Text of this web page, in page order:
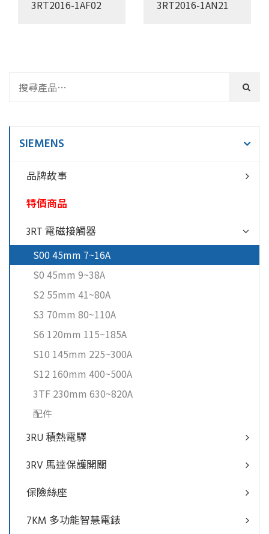
3RT2016-1AF02 3RT2016-1AN21
SIEMENS
品牌故事
特價商品
3RT 電磁接觸器
S00 45mm 7~16A
S0 45mm 9~38A
S2 55mm 41~80A
S3 70mm 80~110A
S6 120mm 115~185A
S10 145mm 225~300A
S12 160mm 400~500A
3TF 230mm 630~820A
配件
3RU 積熱電驛
3RV 馬達保護開關
保險絲座
7KM 多功能智慧電錶